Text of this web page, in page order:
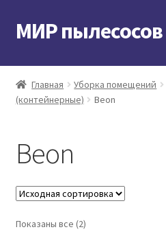
Перейти
к
Перейти
к
МИР пылесосов
Главная
Мой аккаунт
Главная Уборка помещений
(контейнерные)
Beon
Beon
Показаны все (2)